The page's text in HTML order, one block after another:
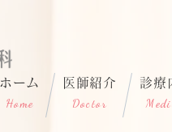
ホーム
Home
医師紹介
Doctor
診療